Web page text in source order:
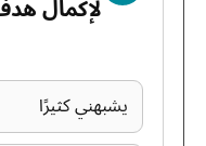
لإكمال
يشبهني كثيرًا